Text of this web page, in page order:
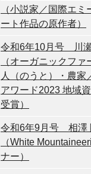
（小説家／国際エミ
ート作品の原作者）
令和6年10月号 川
（オーガニックファ
人（のうと）・農家
アワード2023 地域
受賞）
令和6年9月号 相澤
（White
ナー）